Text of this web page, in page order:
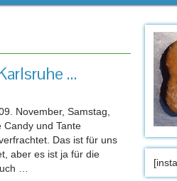
…
November, Samstag,
Candy und Tante
Das ist für uns
aber es ist ja für die
…